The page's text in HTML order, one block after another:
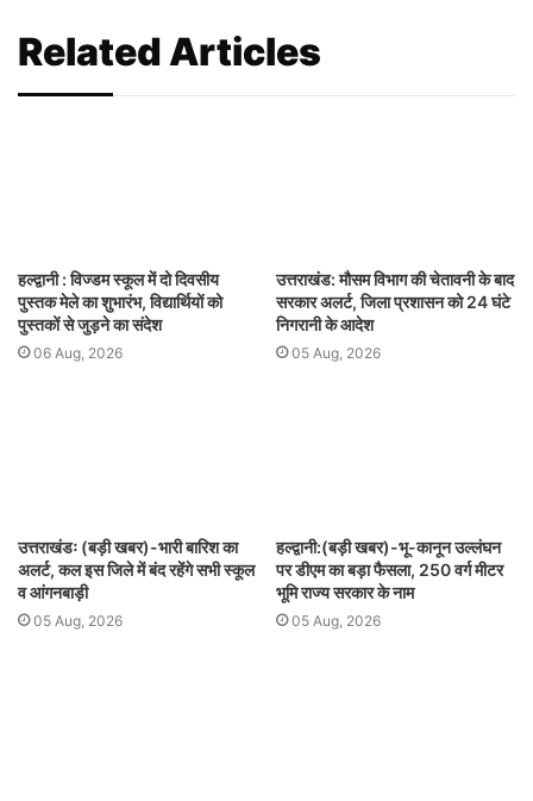
Related Articles
हल्द्वानी : विज्डम स्कूल में दो दिवसीय
पुस्तक मेले का शुभारंभ, विद्यार्थियों को
पुस्तकों से जुड़ने का संदेश
06 Aug, 2026
उत्तराखंड: मौसम विभाग की चेतावनी के बाद
सरकार अलर्ट, जिला प्रशासन को 24 घंटे
निगरानी के आदेश
05 Aug, 2026
उत्तराखंडः (बड़ी खबर)-भारी बारिश का
अलर्ट, कल इस जिले में बंद रहेंगे सभी स्कूल
व आंगनबाड़ी
05 Aug, 2026
हल्द्वानी:(बड़ी खबर)-भू-कानून उल्लंघन
पर डीएम का बड़ा फैसला, 250 वर्ग मीटर
भूमि राज्य सरकार के नाम
05 Aug, 2026